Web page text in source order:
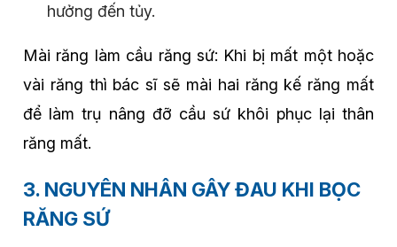
hưởng đến tủy.
Mài răng làm cầu răng sứ: Khi bị mất một hoặc
vài răng thì bác sĩ sẽ mài hai răng kế răng mất
để làm trụ nâng đỡ cầu sứ khôi phục lại thân
răng mất.
3. NGUYÊN NHÂN GÂY ĐAU KHI BỌC
RĂNG SỨ